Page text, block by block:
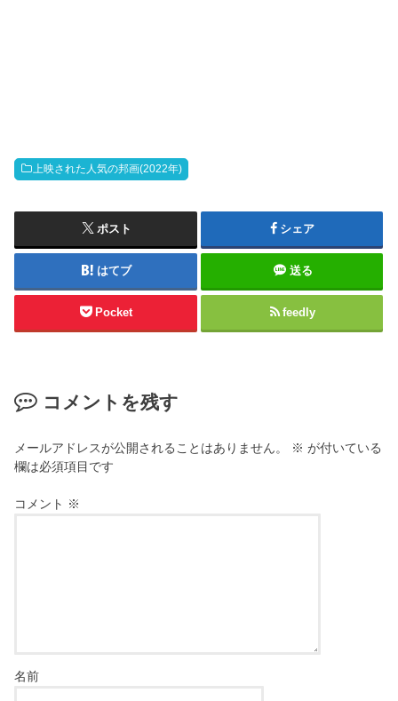
上映された人気の邦画(2022年)
ポスト シェア
はてブ 送る
Pocket feedly
コメントを残す
メールアドレスが公開されることはありません。 ※ が付いている
欄は必須項目です
コメント ※
名前